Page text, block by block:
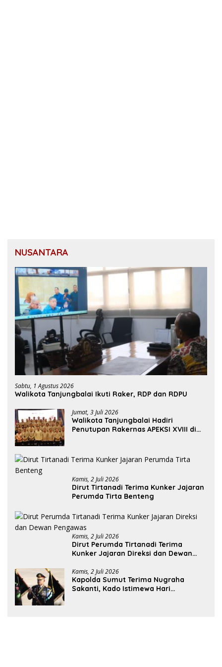
NUSANTARA
Sabtu, 1 Agustus 2026
Walikota Tanjungbalai Ikuti Raker, RDP dan RDPU
Jumat, 3 Juli 2026
Walikota Tanjungbalai Hadiri
Penutupan Rakernas APEKSI XVIII di
Kamis, 2 Juli 2026
Dirut Tirtanadi Terima Kunker Jajaran
Perumda Tirta Benteng
Kamis, 2 Juli 2026
Dirut Perumda Tirtanadi Terima
Kunker Jajaran Direksi dan Dewan
Kamis, 2 Juli 2026
Kapolda Sumut Terima Nugraha
Sakanti, Kado Istimewa Hari